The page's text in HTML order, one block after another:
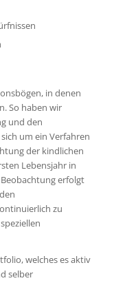
in denen
So haben wir
und den
um ein Verfahren
der kindlichen
Lebensjahr in
erfolgt
zu
welches es aktiv
selber